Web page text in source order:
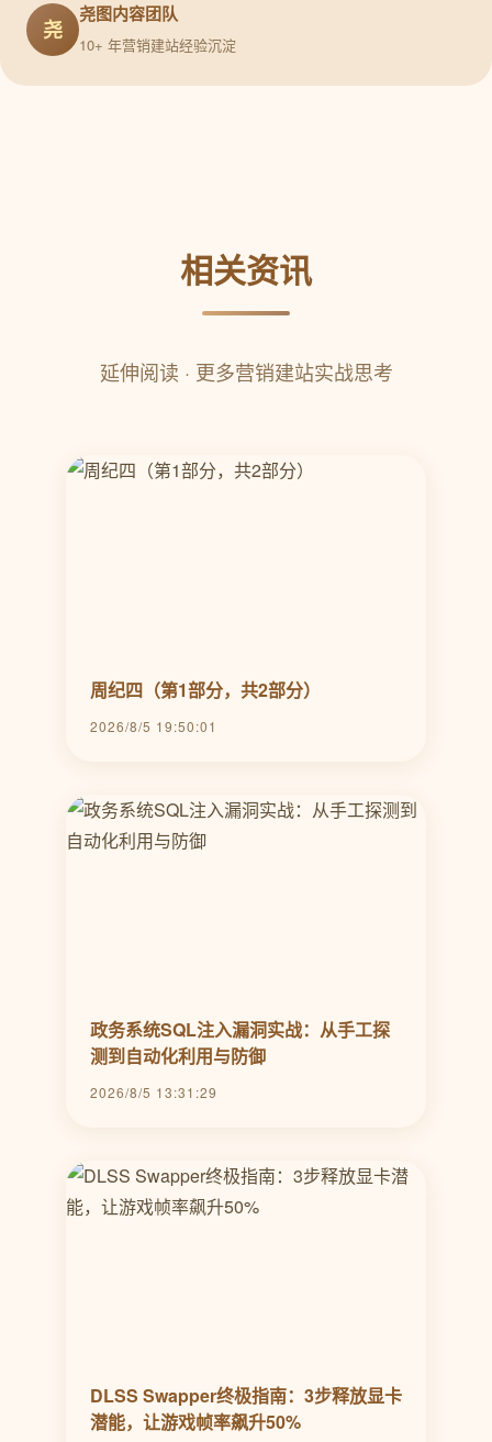
尧
尧图内容团队
10+ 年营销建站经验沉淀
相关资讯
延伸阅读 · 更多营销建站实战思考
周纪四（第1部分，共2部分）
2026/8/5 19:50:01
政务系统SQL注入漏洞实战：从手工探
测到自动化利用与防御
2026/8/5 13:31:29
DLSS Swapper终极指南：3步释放显卡
潜能，让游戏帧率飙升50%